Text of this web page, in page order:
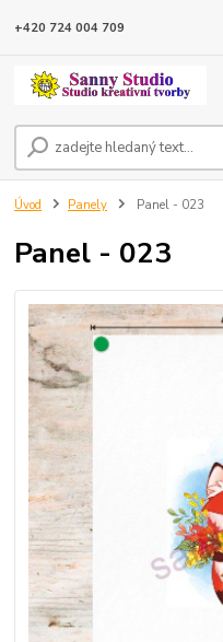
+420 724 004 709
Úvod Panely Panel - 023
Panel - 023